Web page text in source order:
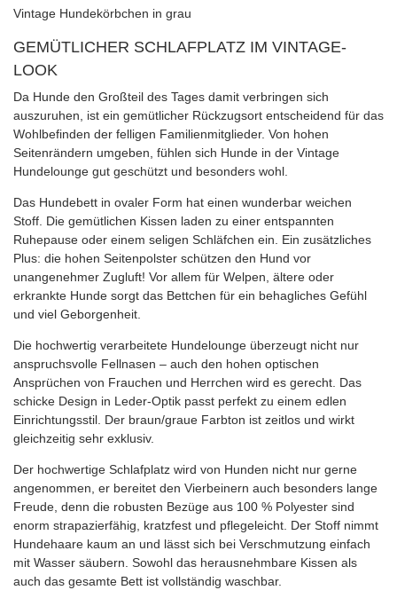
Vintage Hundekörbchen in grau
GEMÜTLICHER SCHLAFPLATZ IM VINTAGE-
LOOK
Da Hunde den Großteil des Tages damit verbringen sich
auszuruhen, ist ein gemütlicher Rückzugsort entscheidend für das
Wohlbefinden der felligen Familienmitglieder. Von hohen
Seitenrändern umgeben, fühlen sich Hunde in der Vintage
Hundelounge gut geschützt und besonders wohl.
Das Hundebett in ovaler Form hat einen wunderbar weichen
Stoff. Die gemütlichen Kissen laden zu einer entspannten
Ruhepause oder einem seligen Schläfchen ein. Ein zusätzliches
Plus: die hohen Seitenpolster schützen den Hund vor
unangenehmer Zugluft! Vor allem für Welpen, ältere oder
erkrankte Hunde sorgt das Bettchen für ein behagliches Gefühl
und viel Geborgenheit.
Die hochwertig verarbeitete Hundelounge überzeugt nicht nur
anspruchsvolle Fellnasen – auch den hohen optischen
Ansprüchen von Frauchen und Herrchen wird es gerecht. Das
schicke Design in Leder-Optik passt perfekt zu einem edlen
Einrichtungsstil. Der braun/graue Farbton ist zeitlos und wirkt
gleichzeitig sehr exklusiv.
Der hochwertige Schlafplatz wird von Hunden nicht nur gerne
angenommen, er bereitet den Vierbeinern auch besonders lange
Freude, denn die robusten Bezüge aus 100 % Polyester sind
enorm strapazierfähig, kratzfest und pflegeleicht. Der Stoff nimmt
Hundehaare kaum an und lässt sich bei Verschmutzung einfach
mit Wasser säubern. Sowohl das herausnehmbare Kissen als
auch das gesamte Bett ist vollständig waschbar.